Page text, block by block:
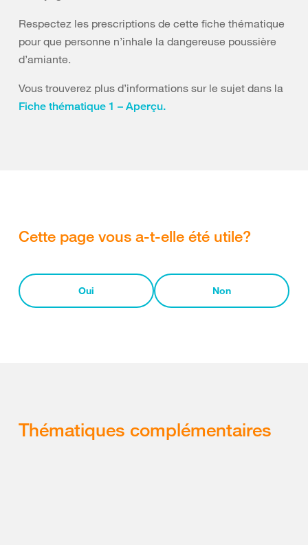
Respectez les prescriptions de cette fiche thématique
pour que personne n’inhale la dangereuse poussière
d’amiante.
Vous trouverez plus d’informations sur le sujet dans la
Fiche thématique 1 – Aperçu.
Cette page vous a-t-elle été utile?
Oui Non
Thématiques complémentaires